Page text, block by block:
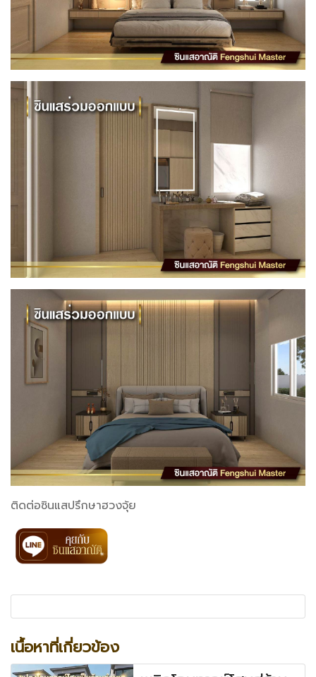
ติดต่อซินแสปรึกษาฮวงจุ้ย
เนื้อหาที่เกี่ยวข้อง